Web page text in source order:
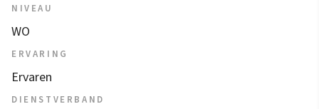
NIVEAU
WO
ERVARING
Ervaren
DIENSTVERBAND